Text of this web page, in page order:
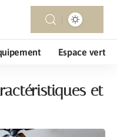
Espace vert
et